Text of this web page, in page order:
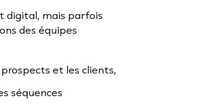
digital, mais parfois
des équipes
et les clients,
séquences